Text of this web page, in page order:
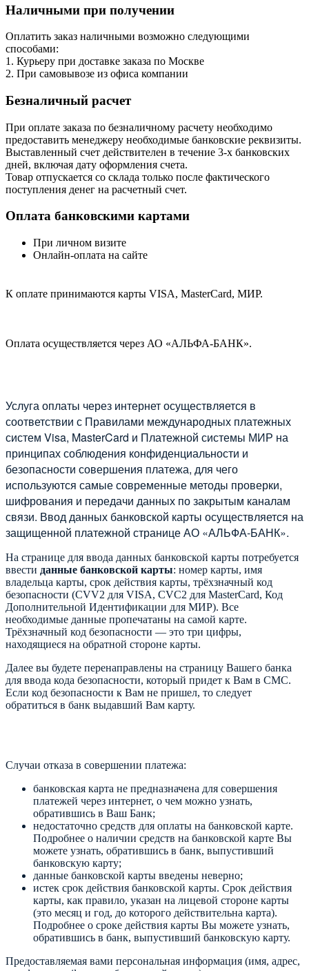
Наличными при получении
Оплатить заказ наличными возможно следующими
способами:
1. Курьеру при доставке заказа по Москве
2. При самовывозе из офиса компании
Безналичный расчет
При оплате заказа по безналичному расчету необходимо
предоставить менеджеру необходимые банковские реквизиты.
Выставленный счет действителен в течение 3-х банковских
дней, включая дату оформления cчета.
Товар отпускается со склада только после фактического
поступления денег на расчетный счет.
Оплата банковскими картами
При личном визите
Онлайн-оплата на сайте
К оплате принимаются карты VISA, MasterCard, МИР.
Оплата осуществляется через АО «АЛЬФА-БАНК».
Услуга оплаты через интернет осуществляется в
соответствии с Правилами международных платежных
систем Visa, MasterCard и Платежной системы МИР на
принципах соблюдения конфиденциальности и
безопасности совершения платежа, для чего
используются самые современные методы проверки,
шифрования и передачи данных по закрытым каналам
связи. Ввод данных банковской карты осуществляется на
защищенной платежной странице АО «АЛЬФА-БАНК».
На странице для ввода данных банковской карты потребуется
ввести данные банковской карты: номер карты, имя
владельца карты, срок действия карты, трёхзначный код
безопасности (CVV2 для VISA, CVC2 для MasterCard, Код
Дополнительной Идентификации для МИР). Все
необходимые данные пропечатаны на самой карте.
Трёхзначный код безопасности — это три цифры,
находящиеся на обратной стороне карты.
Далее вы будете перенаправлены на страницу Вашего банка
для ввода кода безопасности, который придет к Вам в СМС.
Если код безопасности к Вам не пришел, то следует
обратиться в банк выдавший Вам карту.
Случаи отказа в совершении платежа:
банковская карта не предназначена для совершения
платежей через интернет, о чем можно узнать,
обратившись в Ваш Банк;
недостаточно средств для оплаты на банковской карте.
Подробнее о наличии средств на банковской карте Вы
можете узнать, обратившись в банк, выпустивший
банковскую карту;
данные банковской карты введены неверно;
истек срок действия банковской карты. Срок действия
карты, как правило, указан на лицевой стороне карты
(это месяц и год, до которого действительна карта).
Подробнее о сроке действия карты Вы можете узнать,
обратившись в банк, выпустивший банковскую карту.
Предоставляемая вами персональная информация (имя, адрес,